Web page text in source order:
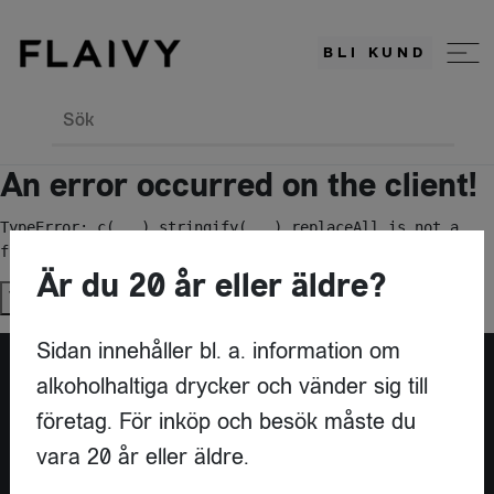
BLI KUND
Sök
An error occurred on the client!
TypeError: c(...).stringify(...).replaceAll is not a
function
Try again
Är du leverantör?
Är du 20 år eller äldre?
Sidan innehåller bl. a. information om
alkoholhaltiga drycker och vänder sig till
företag. För inköp och besök måste du
vara 20 år eller äldre.